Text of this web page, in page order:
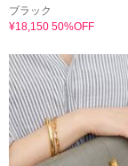
ブラック
¥18,150 50%OFF